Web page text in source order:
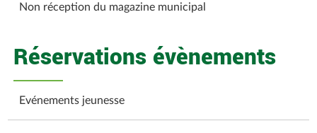
Non réception du magazine municipal
Réservations évènements
Evénements jeunesse